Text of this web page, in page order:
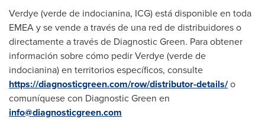
Verdye (verde de indocianina, ICG) está disponible en toda
EMEA y se vende a través de una red de distribuidores o
directamente a través de Diagnostic Green. Para obtener
información sobre cómo pedir Verdye (verde de
indocianina) en territorios específicos, consulte
https://diagnosticgreen.com/row/distributor-details/o
comuníquese con Diagnostic Green en
info@diagnosticgreen.com